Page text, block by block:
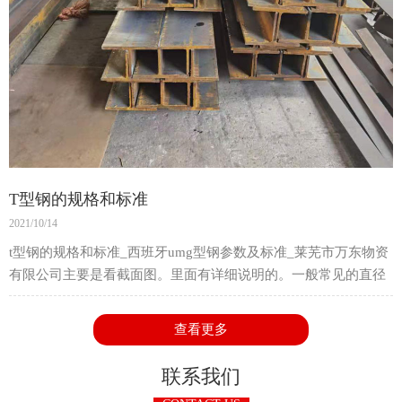
T型钢的规格和标准
2021/10/14
t型钢的规格和标准_西班牙umg型钢参数及标准_莱芜市万东物资
有限公司主要是看截面图。里面有详细说明的。一般常见的直径
都是hc,hg,hc,hb,hm这五种直径。
查看更多
联系我们